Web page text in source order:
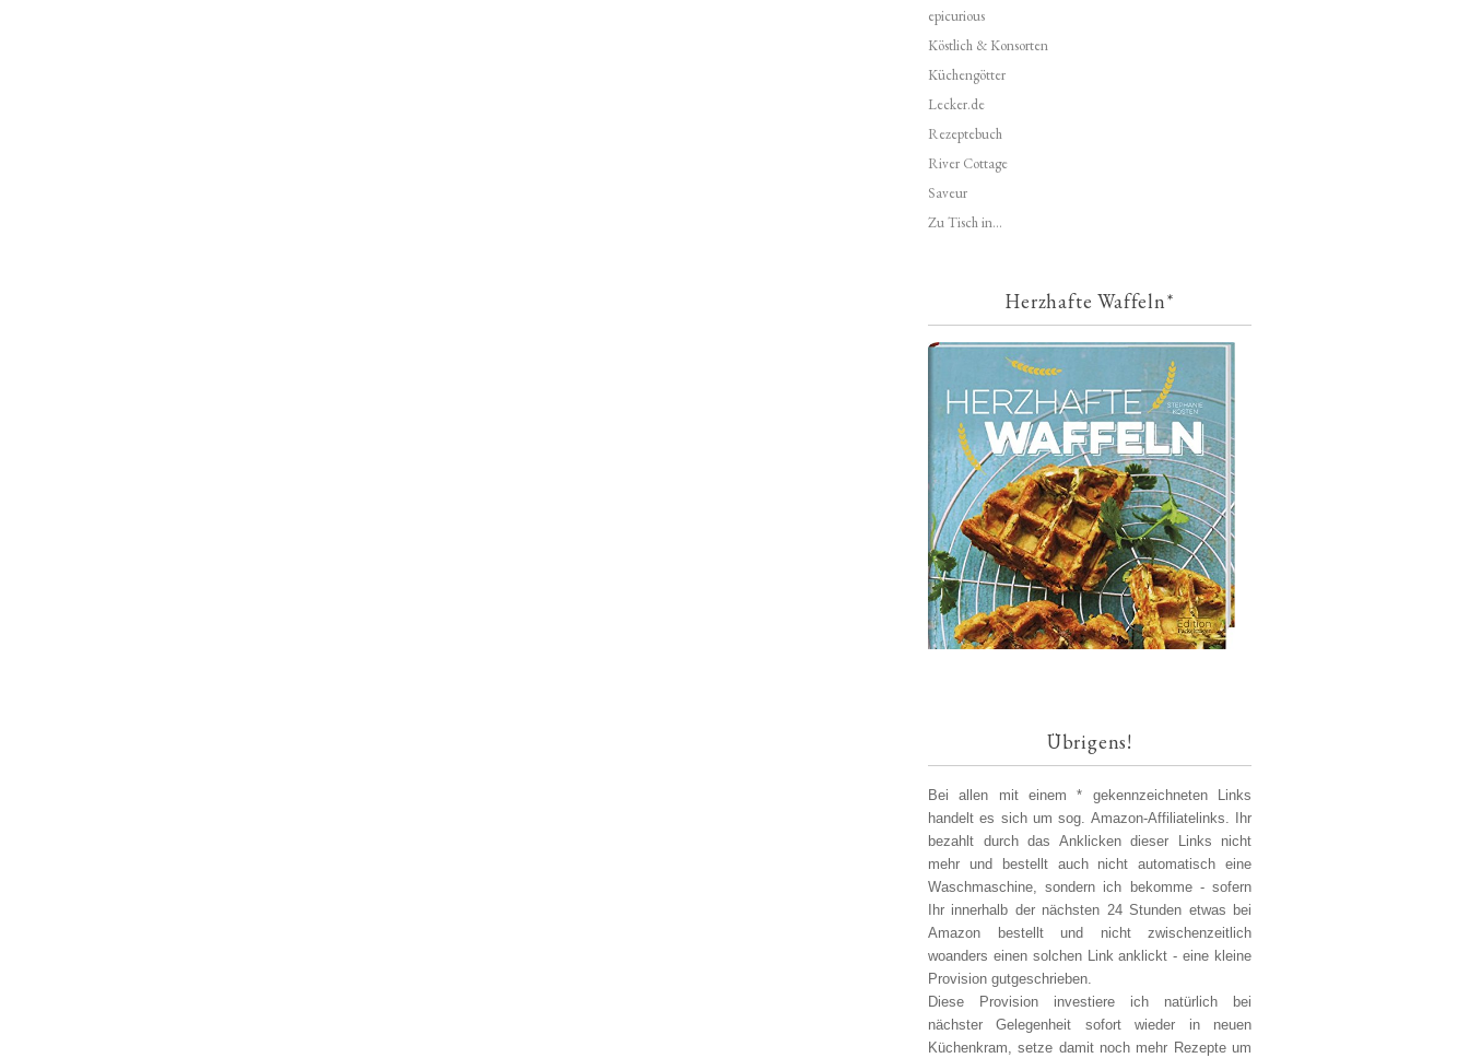
epicurious
Köstlich & Konsorten
Küchengötter
Lecker.de
Rezeptebuch
River Cottage
Saveur
Zu Tisch in...
Herzhafte Waffeln*
Übrigens!
Bei allen mit einem * gekennzeichneten Links
handelt es sich um sog. Amazon-Affiliatelinks. Ihr
bezahlt durch das Anklicken dieser Links nicht
mehr und bestellt auch nicht automatisch eine
Waschmaschine, sondern ich bekomme - sofern
Ihr innerhalb der nächsten 24 Stunden etwas bei
Amazon bestellt und nicht zwischenzeitlich
woanders einen solchen Link anklickt - eine kleine
Provision gutgeschrieben.
Diese Provision investiere ich natürlich bei
nächster Gelegenheit sofort wieder in neuen
Küchenkram, setze damit noch mehr Rezepte um